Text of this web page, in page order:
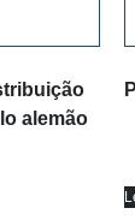
alemão